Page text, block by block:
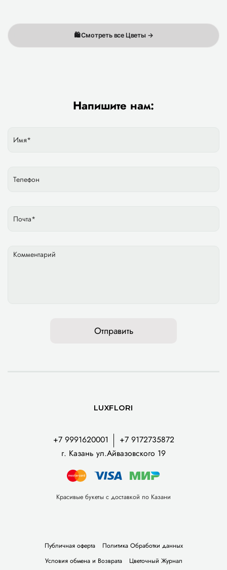
🛍️ Смотреть все Цветы →
Напишите нам:
Отправить
+7 9991620001
+7 9172735872
г. Казань ул.Айвазовского 19
LUXFLORI
Красивые букеты с доставкой по Казани
Публичная оферта
Политика Обработки данных
Условия обмена и Возврата
Цветочный Журнал